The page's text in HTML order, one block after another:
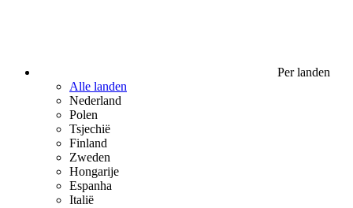
Per landen
Alle landen
Nederland
Polen
Tsjechië
Finland
Zweden
Hongarije
Espanha
Italië